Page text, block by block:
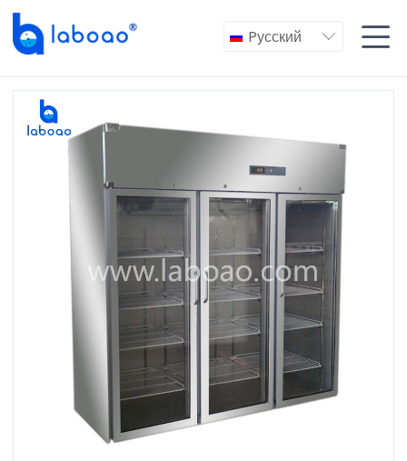
Pусский  